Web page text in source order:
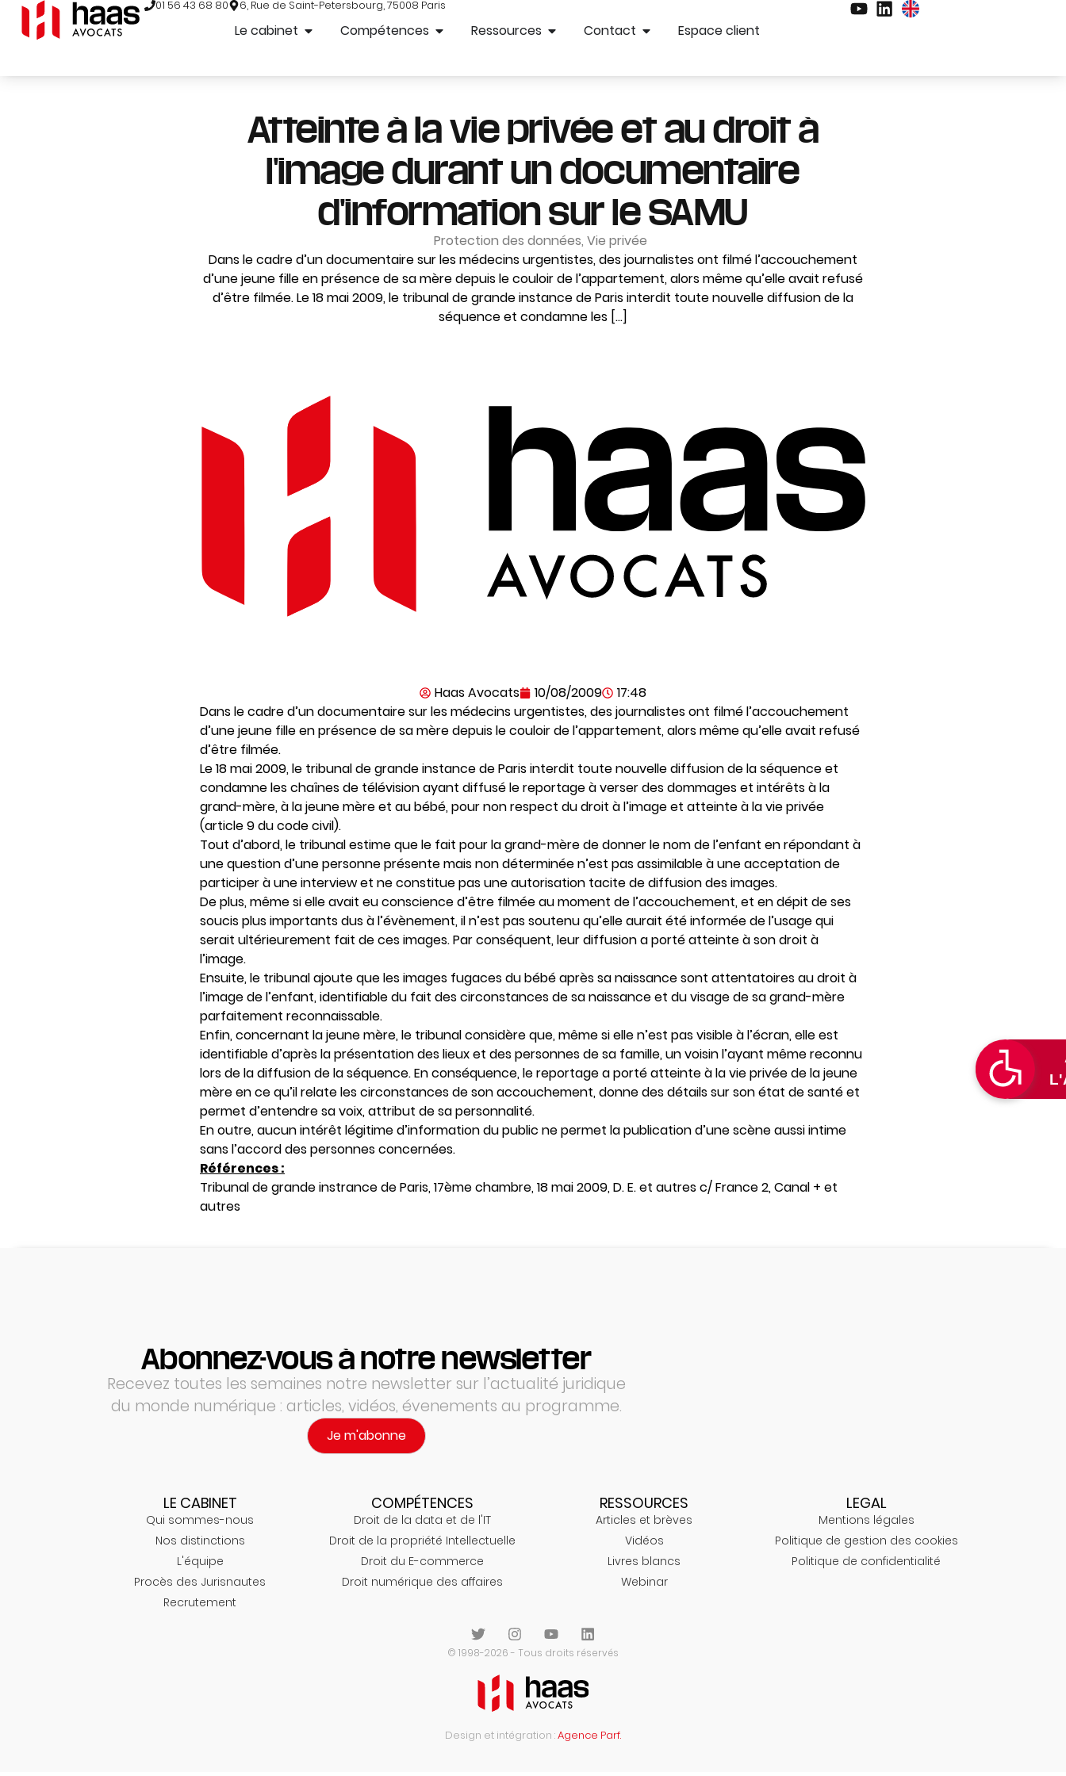
01 56 43 68 80 6, Rue de Saint-Petersbourg, 75008 Paris
Le cabinet Compétences Ressources Contact Espace client
Atteinte à la vie privée et au droit à
l'image durant un documentaire
d'information sur le SAMU
Protection des données, Vie privée
Dans le cadre d’un documentaire sur les médecins urgentistes, des journalistes ont filmé l’accouchement
d’une jeune fille en présence de sa mère depuis le couloir de l’appartement, alors même qu’elle avait refusé
d’être filmée. Le 18 mai 2009, le tribunal de grande instance de Paris interdit toute nouvelle diffusion de la
séquence et condamne les […]
Haas Avocats 10/08/2009
17:48
Dans le cadre d’un documentaire sur les médecins urgentistes, des journalistes ont filmé l’accouchement
d’une jeune fille en présence de sa mère depuis le couloir de l’appartement, alors même qu’elle avait refusé
d’être filmée.
Le 18 mai 2009, le tribunal de grande instance de Paris interdit toute nouvelle diffusion de la séquence et
condamne les chaînes de télévision ayant diffusé le reportage à verser des dommages et intérêts à la
grand-mère, à la jeune mère et au bébé, pour non respect du droit à l’image et atteinte à la vie privée
(article 9 du code civil).
Tout d’abord, le tribunal estime que le fait pour la grand-mère de donner le nom de l’enfant en répondant à
une question d’une personne présente mais non déterminée n’est pas assimilable à une acceptation de
participer à une interview et ne constitue pas une autorisation tacite de diffusion des images.
De plus, même si elle avait eu conscience d’être filmée au moment de l’accouchement, et en dépit de ses
soucis plus importants dus à l’évènement, il n’est pas soutenu qu’elle aurait été informée de l’usage qui
serait ultérieurement fait de ces images. Par conséquent, leur diffusion a porté atteinte à son droit à
l’image.
Ensuite, le tribunal ajoute que les images fugaces du bébé après sa naissance sont attentatoires au droit à
l’image de l’enfant, identifiable du fait des circonstances de sa naissance et du visage de sa grand-mère
parfaitement reconnaissable.
Enfin, concernant la jeune mère, le tribunal considère que, même si elle n’est pas visible à l’écran, elle est
identifiable d’après la présentation des lieux et des personnes de sa famille, un voisin l’ayant même reconnu
lors de la diffusion de la séquence. En conséquence, le reportage a porté atteinte à la vie privée de la jeune
mère en ce qu’il relate les circonstances de son accouchement, donne des détails sur son état de santé et
permet d’entendre sa voix, attribut de sa personnalité.
En outre, aucun intérêt légitime d’information du public ne permet la publication d’une scène aussi intime
sans l’accord des personnes concernées.
Références :
Tribunal de grande instrance de Paris, 17ème chambre, 18 mai 2009, D. E. et autres c/ France 2, Canal + et
autres
Abonnez-vous à notre newsletter
Recevez toutes les semaines notre newsletter sur l’actualité juridique
du monde numérique : articles, vidéos, évenements au programme.
Je m'abonne
LE CABINET
Qui sommes-nous
Nos distinctions
L'équipe
Procès des Jurisnautes
Recrutement
COMPÉTENCES
Droit de la data et de l'IT
Droit de la propriété Intellectuelle
Droit du E-commerce
Droit numérique des affaires
RESSOURCES
Articles et brèves
Vidéos
Livres blancs
Webinar
LEGAL
Mentions légales
Politique de gestion des cookies
Politique de confidentialité
© 1998-2026 - Tous droits réservés
Design et intégration :Agence Parf.